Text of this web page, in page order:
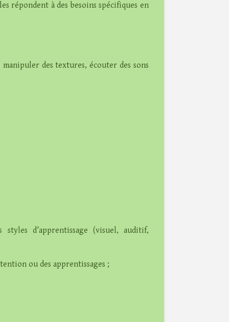
répondent à des besoins spécifiques en
des textures, écouter des sons
d’apprentissage (visuel, auditif,
ou des apprentissages ;